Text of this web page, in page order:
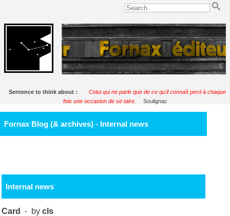
Sentence to think about :
Celui qui ne parle que de ce qu'il connaît perd à chaque
fois une occasion de se taire.
Soulignac
Fornax Blog (& archives) - Internal news
Internal news
Card - bycls